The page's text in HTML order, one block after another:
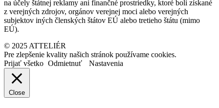
na účely štátnej reklamy ani finančné prostriedky, ktoré boli získané
z verejných zdrojov, orgánov verejnej moci alebo verejných
subjektov iných členských štátov EÚ alebo tretieho štátu (mimo
EÚ).
© 2025 ATTELIÉR
Pre zlepšenie kvality našich stránok používame cookies.
Prijať všetko Odmietnuť Nastavenia
Close